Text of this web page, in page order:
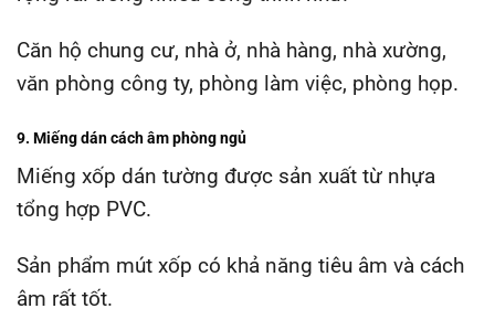
Căn hộ chung cư, nhà ở, nhà hàng, nhà xường,
văn phòng công ty, phòng làm việc, phòng họp.
9. Miếng dán cách âm phòng ngủ
Miếng xốp dán tường được sản xuất từ nhựa
tổng hợp PVC.
Sản phẩm mút xốp có khả năng tiêu âm và cách
âm rất tốt.